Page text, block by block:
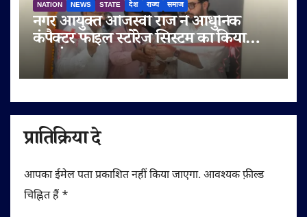
NATION NEWS STATE देश राज्य समाज
नगर आयुक्त ओजस्वी राज ने आधुनिक
कंपैक्टर फाइल स्टोरेज सिस्टम का किया
शुभारंभ
प्रातिक्रिया दे
आपका ईमेल पता प्रकाशित नहीं किया जाएगा. आवश्यक फ़ील्ड
चिह्नित हैं *